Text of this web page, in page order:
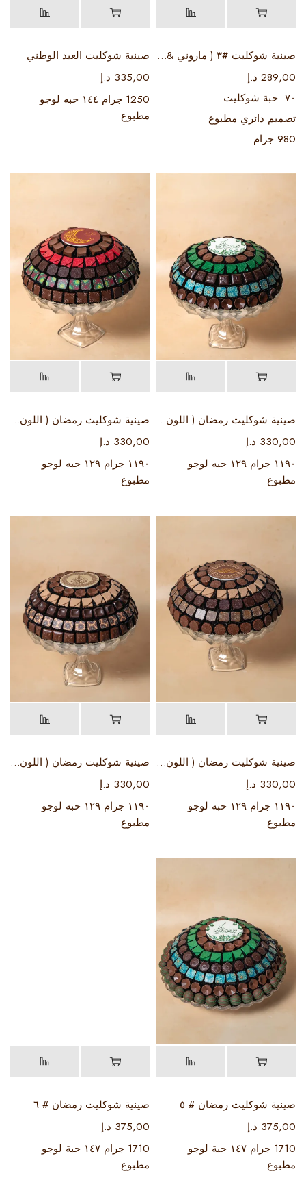
صينية شوكليت #٣ ( ماروني & ذهبي )
289,00 د.إ
٧٠ حبة شوكليت
تصميم دائري مطبوع
980 جرام
صينية شوكليت العيد الوطني
335,00 د.إ
1250 جرام ١٤٤ حبه لوجو
مطبوع
صينية شوكليت رمضان ( اللون اخضر )
330,00 د.إ
١١٩٠ جرام ١٢٩ حبه لوجو
مطبوع
صينية شوكليت رمضان ( اللون ماروني )
330,00 د.إ
١١٩٠ جرام ١٢٩ حبه لوجو
مطبوع
صينية شوكليت رمضان ( اللون بيج ) # ٣
330,00 د.إ
١١٩٠ جرام ١٢٩ حبه لوجو
مطبوع
صينية شوكليت رمضان ( اللون بيج ) #2
330,00 د.إ
١١٩٠ جرام ١٢٩ حبه لوجو
مطبوع
صينية شوكليت رمضان # ٥
375,00 د.إ
1710 جرام ١٤٧ حبة لوجو
مطبوع
صينية شوكليت رمضان # ٦
375,00 د.إ
1710 جرام ١٤٧ حبة لوجو
مطبوع